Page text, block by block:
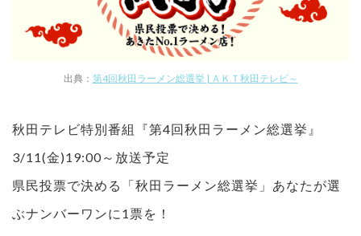
出典： 第4回秋田ラーメン総選挙 | ＡＫＴ秋田テレビ～
秋田テレビ特別番組『第4回秋田ラーメン総選挙』
3/11(金)19:00～放送予定
県民投票で決める「秋田ラーメン総選挙」あなたが選
ぶナンバーワンに1票を！